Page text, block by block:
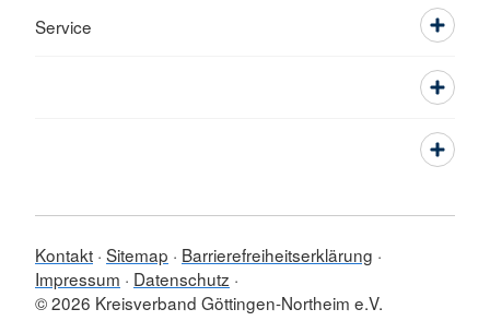
Service
Kontakt Sitemap
Barrierefreiheitserklärung
Impressum
Datenschutz
© 2026 Kreisverband Göttingen-Northeim e.V.